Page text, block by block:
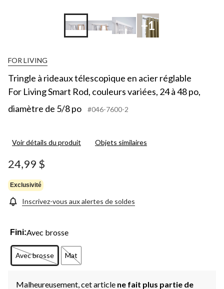
+1
FOR LIVING
Tringle à rideaux télescopique en acier réglable
For Living Smart Rod, couleurs variées, 24 à 48 po,
diamètre de 5/8 po
#046-7600-2
Voir détails du produit Objets similaires
24,99 $
Exclusivité
Inscrivez-vous aux alertes de soldes
Fini:Avec brosse
Avec brosse Mat
Malheureusement, cet article ne fait plus partie de